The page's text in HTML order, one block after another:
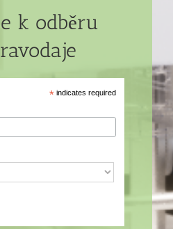
k odběru
* indicates required